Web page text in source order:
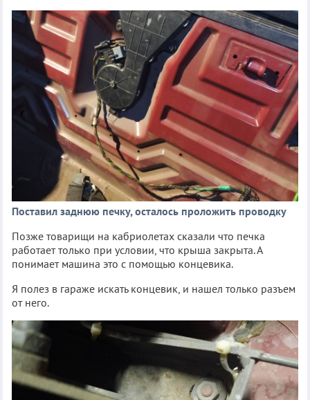
Поставил заднюю печку, осталось проложить проводку
Позже товарищи на кабриолетах сказали что печка
работает только при условии, что крыша закрыта. А
понимает машина это с помощью концевика.
Я полез в гараже искать концевик, и нашел только разъем
от него.